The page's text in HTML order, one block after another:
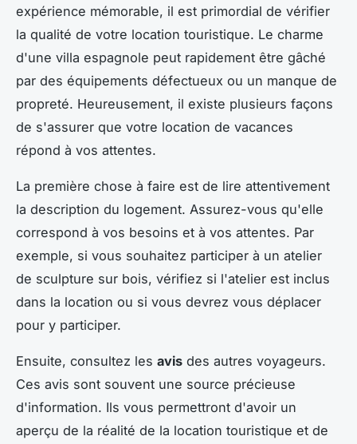
expérience mémorable, il est primordial de vérifier
la qualité de votre location touristique. Le charme
d'une villa espagnole peut rapidement être gâché
par des équipements défectueux ou un manque de
propreté. Heureusement, il existe plusieurs façons
de s'assurer que votre location de vacances
répond à vos attentes.
La première chose à faire est de lire attentivement
la description du logement. Assurez-vous qu'elle
correspond à vos besoins et à vos attentes. Par
exemple, si vous souhaitez participer à un atelier
de sculpture sur bois, vérifiez si l'atelier est inclus
dans la location ou si vous devrez vous déplacer
pour y participer.
Ensuite, consultez les avis des autres voyageurs.
Ces avis sont souvent une source précieuse
d'information. Ils vous permettront d'avoir un
aperçu de la réalité de la location touristique et de